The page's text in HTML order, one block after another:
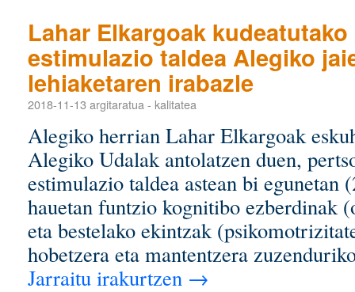
Lahar Elkargoak
estimulazio taldea Alegiko
lehiaketaren irabazle
2018-11-13 argitaratua - kalitatea
Alegiko herrian Lahar Elkargoak
Alegiko Udalak antolatzen duen,
estimulazio taldea astean bi egunetan
hauetan funtzio kognitibo ezberdinak
eta bestelako ekintzak
hobetzera eta mantentzera
Jarraitu irakurtzen →